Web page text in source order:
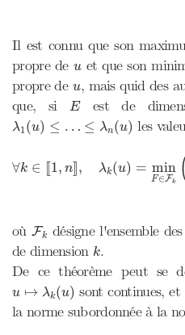
Il est connu que son
propre de u
uet que son
propre de u
u, mais quid des
que, si
E
Eest de
λ1 (u) ≤ … ≤ λn(u)
λ ( ) … ( ) les
∀k ∈ [[1, n]], λk(u) = min
F∈Fk (
où Fk
Fk désigne l'ensemble
de dimension k
k.
De ce théorème peut se
u ↦ λk(u)
u ↦ λ k( u)
sont continues,
la norme subordonnée à la